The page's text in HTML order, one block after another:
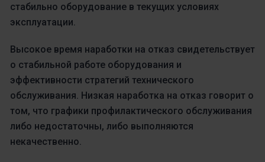
стабильно оборудование в текущих условиях
эксплуатации.
Высокое время наработки на отказ свидетельствует
о стабильной работе оборудования и
эффективности стратегий технического
обслуживания. Низкая наработка на отказ говорит о
том, что графики профилактического обслуживания
либо недостаточны, либо выполняются
некачественно.